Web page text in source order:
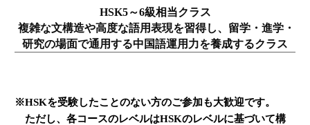
HSK5～6級相当クラス
複雑な文構造や高度な語用表現を習得し、 留学・進学・
研究の場面で通用する中国語運用力を養成するクラス
※HSKを受験したことのない方のご参加も大歓迎です。
ただし、各コースのレベルはHSKのレベルに基づいて構